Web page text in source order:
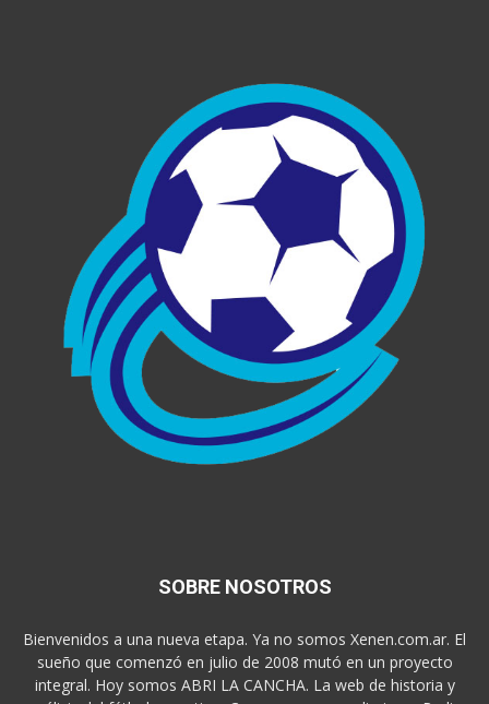
SOBRE NOSOTROS
Bienvenidos a una nueva etapa. Ya no somos Xenen.com.ar. El
sueño que comenzó en julio de 2008 mutó en un proyecto
integral. Hoy somos ABRI LA CANCHA. La web de historia y